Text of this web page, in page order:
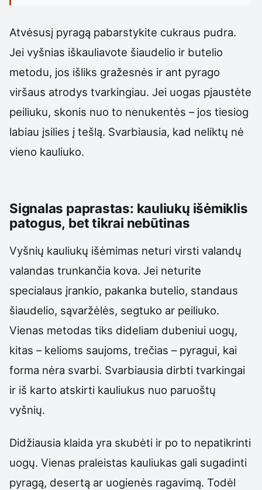
Atvėsusį pyragą pabarstykite cukraus pudra.
Jei vyšnias iškauliavote šiaudelio ir butelio
metodu, jos išliks gražesnės ir ant pyrago
viršaus atrodys tvarkingiau. Jei uogas pjaustėte
peiliuku, skonis nuo to nenukentės – jos tiesiog
labiau įsilies į tešlą. Svarbiausia, kad neliktų nė
vieno kauliuko.
Signalas paprastas: kauliukų išėmiklis
patogus, bet tikrai nebūtinas
Vyšnių kauliukų išėmimas neturi virsti valandų
valandas trunkančia kova. Jei neturite
specialaus įrankio, pakanka butelio, standaus
šiaudelio, sąvaržėlės, segtuko ar peiliuko.
Vienas metodas tiks dideliam dubeniui uogų,
kitas – kelioms saujoms, trečias – pyragui, kai
forma nėra svarbi. Svarbiausia dirbti tvarkingai
ir iš karto atskirti kauliukus nuo paruoštų
vyšnių.
Didžiausia klaida yra skubėti ir po to nepatikrinti
uogų. Vienas praleistas kauliukas gali sugadinti
pyragą, desertą ar uogienės ragavimą. Todėl